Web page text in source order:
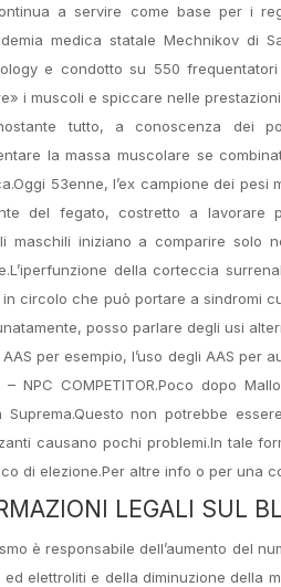
a servire come base per i
medica statale Mechnikov di
e condotto su 550
i muscoli e spiccare nelle
tutto, a conoscenza dei
la massa muscolare se
53enne, l’ex campione dei
del fegato, costretto a lavorare
maschili iniziano a comparire solo
della corteccia
in circolo che può portare a sindromi
posso parlare degli usi
per esempio, l’uso degli AAS per
– NPC COMPETITOR.Poco dopo
Suprema.Questo non potrebbe
causano pochi problemi.In tale
di elezione.Per altre info o per una
LEGALI SUL
è responsabile dell’aumento del
ed elettroliti e della diminuzione della